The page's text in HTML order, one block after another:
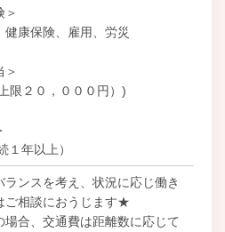
＞
健康保険、雇用、労災
＞
限２０，０００円）)
１年以上）
ンスを考え、状況に応じ働き
ご相談におうじます★
合、交通費は距離数に応じて